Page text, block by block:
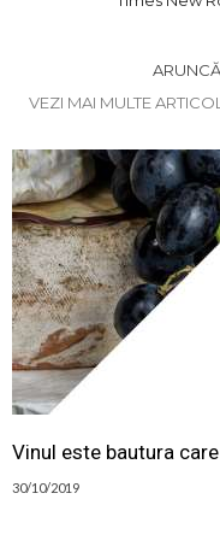
VEZI MAI MULTE
Vinul este bautura
30/10/2019